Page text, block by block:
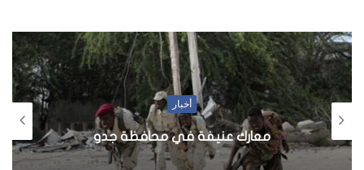
أخبار
معارك عنيفة في محافظة جدو